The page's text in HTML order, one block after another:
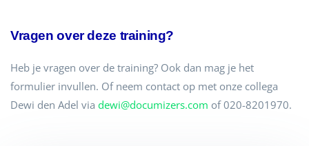
Vragen over deze training?
Heb je vragen over de training? Ook dan mag je het
formulier invullen. Of neem contact op met onze collega
Dewi den Adel via dewi@documizers.com of 020-8201970.